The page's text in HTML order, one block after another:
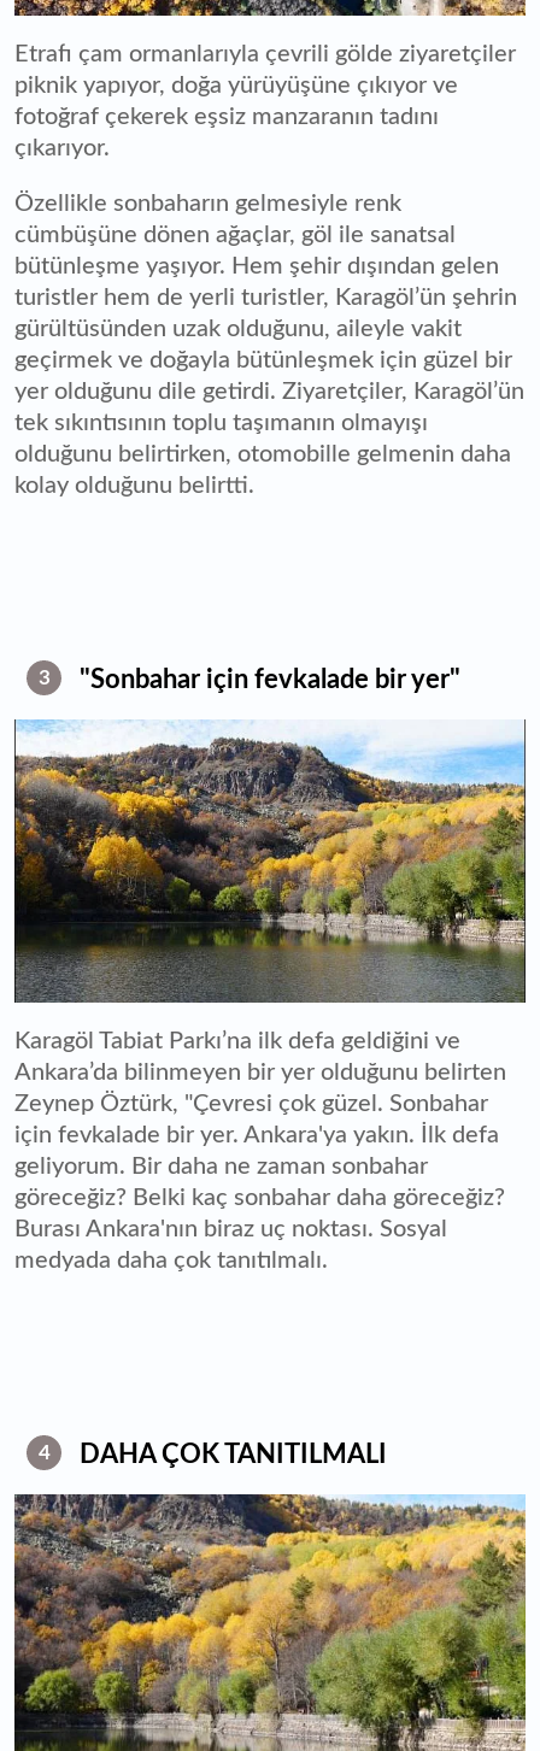
Etrafı çam ormanlarıyla çevrili gölde ziyaretçiler
piknik yapıyor, doğa yürüyüşüne çıkıyor ve
fotoğraf çekerek eşsiz manzaranın tadını
çıkarıyor.
Özellikle sonbaharın gelmesiyle renk
cümbüşüne dönen ağaçlar, göl ile sanatsal
bütünleşme yaşıyor. Hem şehir dışından gelen
turistler hem de yerli turistler, Karagöl’ün şehrin
gürültüsünden uzak olduğunu, aileyle vakit
geçirmek ve doğayla bütünleşmek için güzel bir
yer olduğunu dile getirdi. Ziyaretçiler, Karagöl’ün
tek sıkıntısının toplu taşımanın olmayışı
olduğunu belirtirken, otomobille gelmenin daha
kolay olduğunu belirtti.
3 "Sonbahar için fevkalade bir yer"
Karagöl Tabiat Parkı’na ilk defa geldiğini ve
Ankara’da bilinmeyen bir yer olduğunu belirten
Zeynep Öztürk, "Çevresi çok güzel. Sonbahar
için fevkalade bir yer. Ankara'ya yakın. İlk defa
geliyorum. Bir daha ne zaman sonbahar
göreceğiz? Belki kaç sonbahar daha göreceğiz?
Burası Ankara'nın biraz uç noktası. Sosyal
medyada daha çok tanıtılmalı.
4 DAHA ÇOK TANITILMALI